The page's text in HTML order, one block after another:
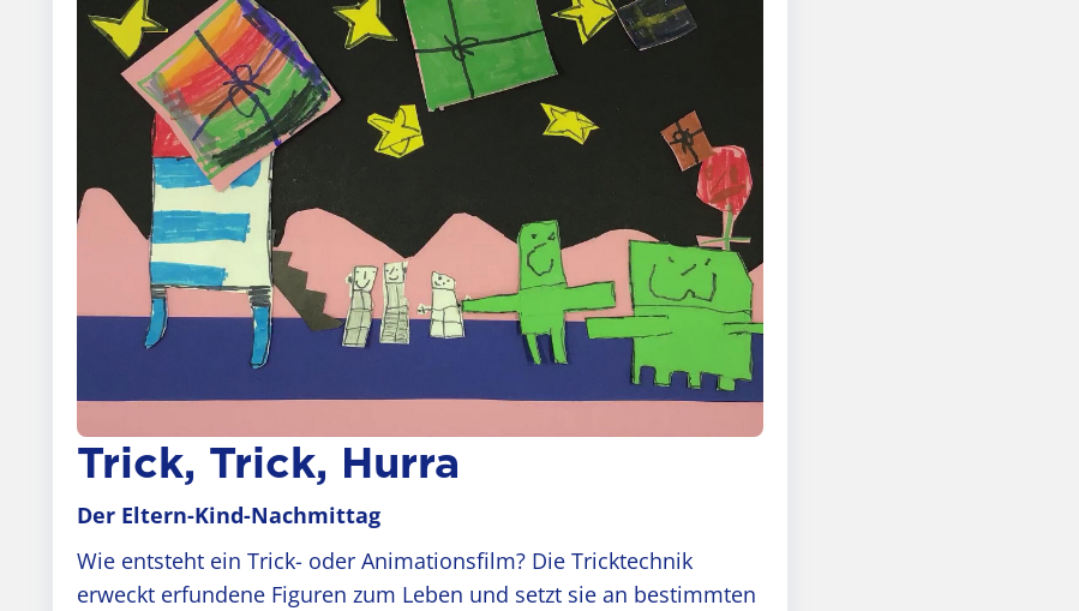
Trick, Trick, Hurra
Der Eltern-Kind-Nachmittag
Wie entsteht ein Trick- oder Animationsfilm? Die Tricktechnik
erweckt erfundene Figuren zum Leben und setzt sie an bestimmten